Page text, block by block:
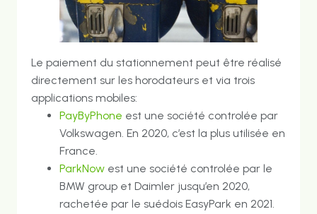
Le paiement du stationnement peut être réalisé
directement sur les horodateurs et via trois
applications mobiles:
PayByPhone est une société controlée par
Volkswagen. En 2020, c’est la plus utilisée en
France.
ParkNow est une société controlée par le
BMW group et Daimler jusqu’en 2020,
rachetée par le suédois EasyPark en 2021.